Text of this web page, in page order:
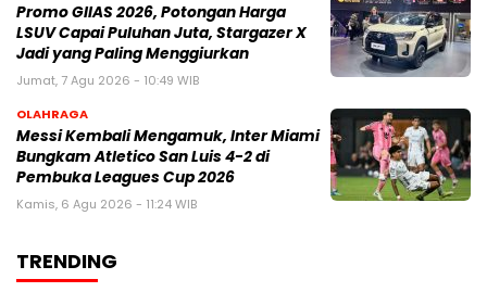
Promo GIIAS 2026, Potongan Harga
LSUV Capai Puluhan Juta, Stargazer X
Jadi yang Paling Menggiurkan
Jumat, 7 Agu 2026 - 10:49 WIB
OLAHRAGA
Messi Kembali Mengamuk, Inter Miami
Bungkam Atletico San Luis 4-2 di
Pembuka Leagues Cup 2026
Kamis, 6 Agu 2026 - 11:24 WIB
TRENDING